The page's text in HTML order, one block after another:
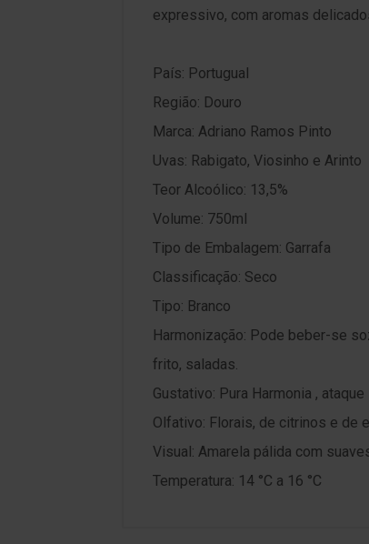
expressivo, com aromas
País: Portugual
Região: Douro
Marca: Adriano Ramos Pinto
Uvas: Rabigato, Viosinho e Arinto
Teor Alcoólico: 13,5%
Volume: 750ml
Tipo de Embalagem: Garrafa
Classificação: Seco
Tipo: Branco
Harmonização: Pode beber-se
frito, saladas.
Gustativo: Pura Harmonia ,
Olfativo: Florais, de citrinos e de
Visual: Amarela pálida com
Temperatura: 14 °C a 16 °C